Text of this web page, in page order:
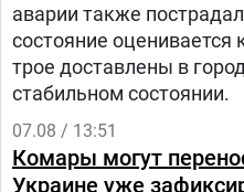
аварии также
состояние оценивается
трое доставлены в
стабильном состоянии.
07.08 / 13:51
Комары могут
Украине уже